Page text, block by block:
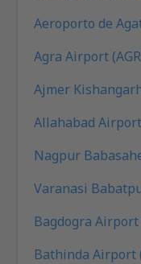
Aeroporto de
Agra Airport
Ajmer
Allahabad
Nagpur
Varanasi
Bagdogra Airport
Bathinda Airport